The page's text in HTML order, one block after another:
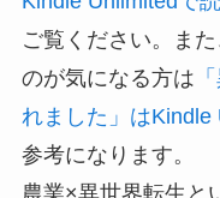
ご覧ください。ま
のが気になる方は
れました」はKindle
参考になります。